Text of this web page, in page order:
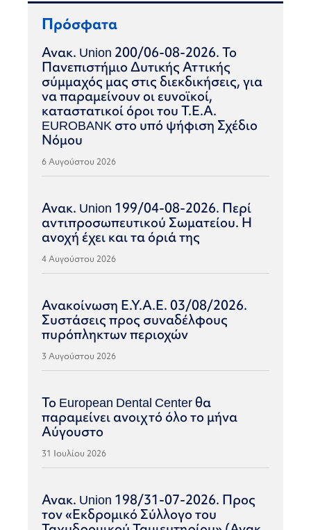
Πρόσφατα
Ανακ. Union 200/06-08-2026. Το
Πανεπιστήμιο Δυτικής Αττικής
σύμμαχός μας στις διεκδικήσεις, για
να παραμείνουν οι ευνοϊκοί,
καταστατικοί όροι του Τ.Ε.Α.
EUROBANK στο υπό ψήφιση Σχέδιο
Νόμου
6 Αυγούστου 2026
Ανακ. Union 199/04-08-2026. Περί
αντιπροσωπευτικού Σωματείου. Η
ανοχή έχει και τα όριά της
4 Αυγούστου 2026
Ανακοίνωση Ε.Υ.Α.Ε. 03/08/2026.
Συστάσεις προς συναδέλφους
πυρόπληκτων περιοχών
3 Αυγούστου 2026
Το European Dental Center θα
παραμείνει ανοιχτό όλο το μήνα
Αύγουστο
31 Ιουλίου 2026
Ανακ. Union 198/31-07-2026. Προς
τον «Εκδρομικό Σύλλογο του